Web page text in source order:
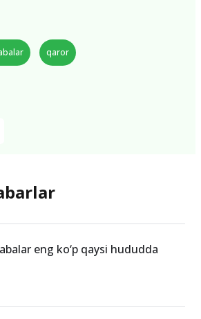
qaror
eng ko‘p qaysi hududda